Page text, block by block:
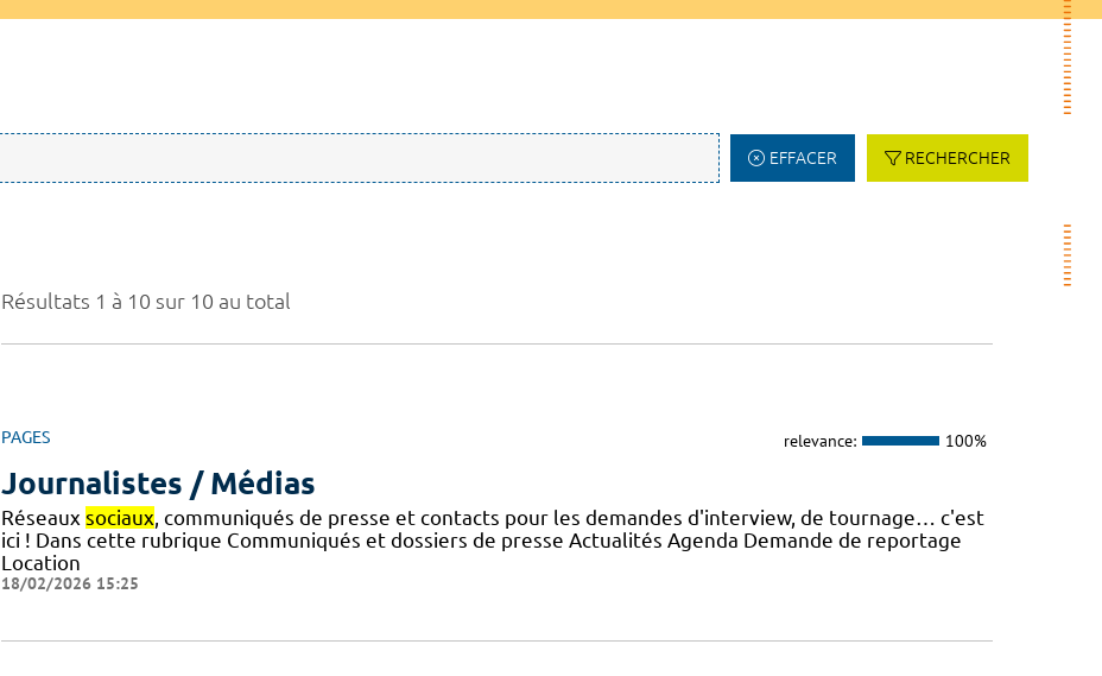
EFFACER RECHERCHER
Résultats 1 à 10 sur 10 au total
PAGES relevance: 100%
Journalistes / Médias
Réseaux sociaux, communiqués de presse et contacts pour les demandes d'interview, de tournage… c'est
ici ! Dans cette rubrique Communiqués et dossiers de presse Actualités Agenda Demande de reportage
Location
18/02/2026 15:25